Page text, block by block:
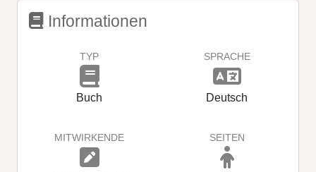
Informationen
TYP
Buch
SPRACHE
Deutsch
MITWIRKENDE SEITEN